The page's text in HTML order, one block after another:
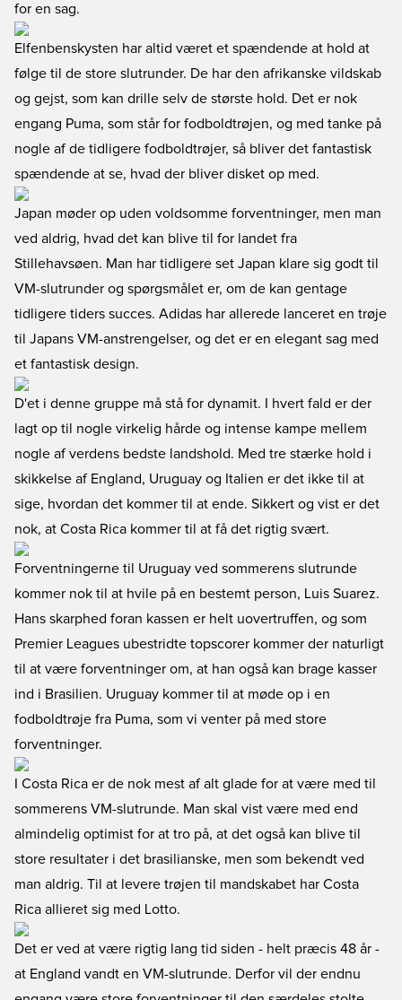
for en sag.
Elfenbenskysten har altid været et spændende at hold at
følge til de store slutrunder. De har den afrikanske vildskab
og gejst, som kan drille selv de største hold. Det er nok
engang Puma, som står for fodboldtrøjen, og med tanke på
nogle af de tidligere fodboldtrøjer, så bliver det fantastisk
spændende at se, hvad der bliver disket op med.
Japan møder op uden voldsomme forventninger, men man
ved aldrig, hvad det kan blive til for landet fra
Stillehavsøen. Man har tidligere set Japan klare sig godt til
VM-slutrunder og spørgsmålet er, om de kan gentage
tidligere tiders succes. Adidas har allerede lanceret en trøje
til Japans VM-anstrengelser, og det er en elegant sag med
et fantastisk design.
D'et i denne gruppe må stå for dynamit. I hvert fald er der
lagt op til nogle virkelig hårde og intense kampe mellem
nogle af verdens bedste landshold. Med tre stærke hold i
skikkelse af England, Uruguay og Italien er det ikke til at
sige, hvordan det kommer til at ende. Sikkert og vist er det
nok, at Costa Rica kommer til at få det rigtig svært.
Forventningerne til Uruguay ved sommerens slutrunde
kommer nok til at hvile på en bestemt person, Luis Suarez.
Hans skarphed foran kassen er helt uovertruffen, og som
Premier Leagues ubestridte topscorer kommer der naturligt
til at være forventninger om, at han også kan brage kasser
ind i Brasilien. Uruguay kommer til at møde op i en
fodboldtrøje fra Puma, som vi venter på med store
forventninger.
I Costa Rica er de nok mest af alt glade for at være med til
sommerens VM-slutrunde. Man skal vist være med end
almindelig optimist for at tro på, at det også kan blive til
store resultater i det brasilianske, men som bekendt ved
man aldrig. Til at levere trøjen til mandskabet har Costa
Rica allieret sig med Lotto.
Det er ved at være rigtig lang tid siden - helt præcis 48 år -
at England vandt en VM-slutrunde. Derfor vil der endnu